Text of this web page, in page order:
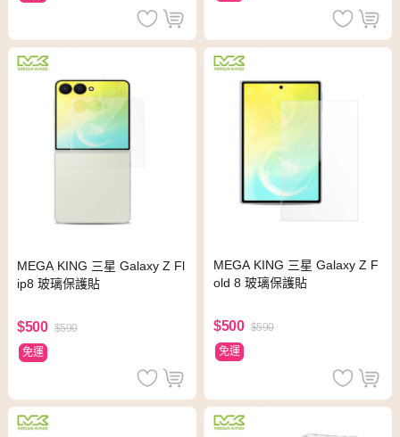
MEGA KING 三星 Galaxy Z Fl
ip8 玻璃保護貼
$500 $590
免運
MEGA KING 三星 Galaxy Z F
old 8 玻璃保護貼
$500 $590
免運